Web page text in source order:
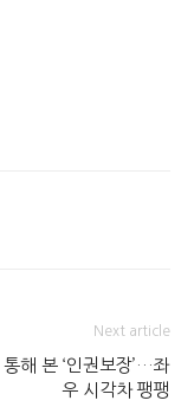
Next article
해 본 ‘인권보장’…좌
우 시각차 팽팽